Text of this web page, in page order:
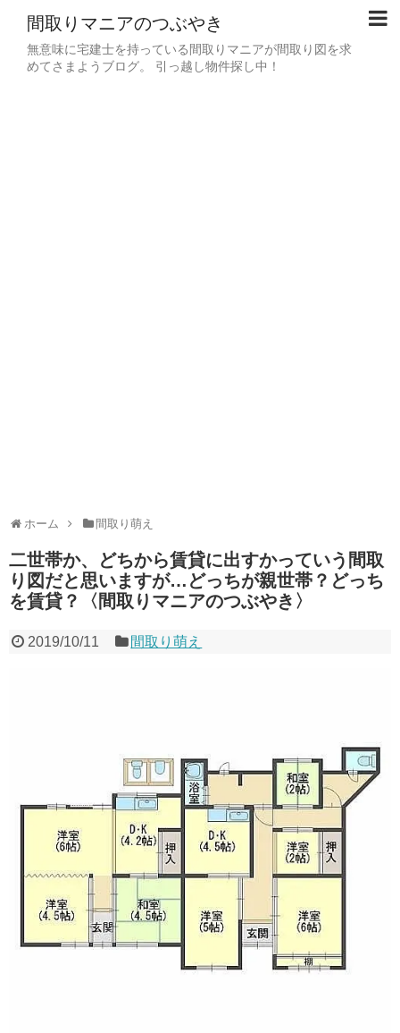
間取りマニアのつぶやき
無意味に宅建士を持っている間取りマニアが間取り図を求
めてさまようブログ。 引っ越し物件探し中！
ホーム 間取り萌え
二世帯か、どちから賃貸に出すかっていう間取
り図だと思いますが…どっちが親世帯？どっち
を賃貸？〈間取りマニアのつぶやき〉
2019/10/11 間取り萌え